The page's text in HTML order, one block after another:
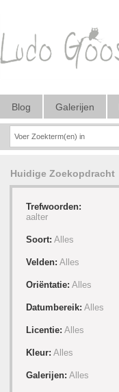
Blog Galerijen
Huidige Zoekopdracht
Trefwoorden:
aalter
Soort: Alles
Velden: Alles
Oriëntatie: Alles
Datumbereik: Alles
Licentie: Alles
Kleur: Alles
Galerijen: Alles